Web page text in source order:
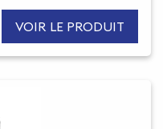
VOIR LE PRODUIT